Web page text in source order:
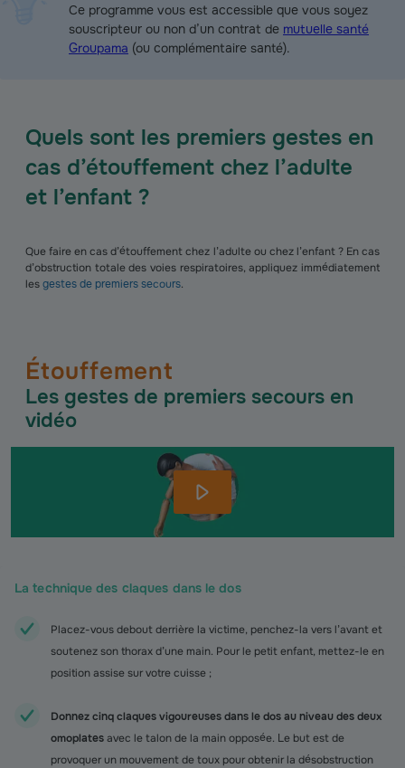
Ce programme vous est accessible que vous soyez
souscripteur ou non d’un contrat de mutuelle santé
Groupama (ou complémentaire santé).
Quels sont les premiers gestes en
cas d’étouffement chez l’adulte
et l’enfant ?
Que faire en cas d’étouffement chez l’adulte ou chez l’enfant ? En cas
d’obstruction totale des voies respiratoires, appliquez immédiatement
lesgestes de premiers secours.
Étouffement
Les gestes de premiers secours en
vidéo
La technique des claques dans le dos
Placez-vous debout derrière la victime, penchez-la vers l’avant et
soutenez son thorax d’une main. Pour le petit enfant, mettez-le en
position assise sur votre cuisse ;
Donnez cinq claques vigoureuses dans le dos au niveau des deux
omoplatesavec le talon de la main opposée. Le but est de
provoquer un mouvement de toux pour obtenir la désobstruction